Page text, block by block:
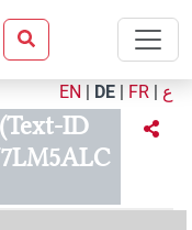
EN | DE | FR | ع
(Text-ID